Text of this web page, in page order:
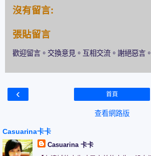
沒有留言:
張貼留言
歡迎留言。交換意見。互相交流。謝絕惡言。
‹ 首頁
查看網路版
Casuarina卡卡
Casuarina 卡卡